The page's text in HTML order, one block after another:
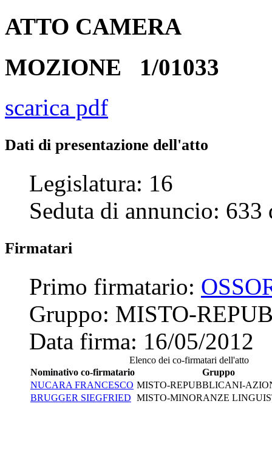
ATTO CAMERA
MOZIONE 1/01033
scarica pdf
Dati di presentazione dell'atto
Legislatura: 16
Seduta di annuncio: 633
Firmatari
Primo firmatario:
Gruppo: MISTO-
Data firma: 16/05/2012
Elenco dei co-firmatari dell'atto
Nominativo co-firmatario
Gruppo
NUCARA FRANCESCO MISTO-REPUBBLICANI-
BRUGGER SIEGFRIED MISTO-MINORANZE